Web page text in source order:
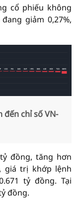
cổ phiếu không
giảm 0,27%,
chỉ số VN-
đồng, tăng hơn
giá trị khớp lệnh
tỷ đồng. Tại
đồng.